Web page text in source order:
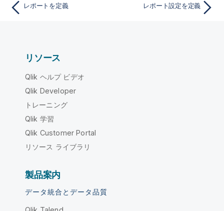
レポートを定義 レポート設定を定義
リソース
Qlik ヘルプ ビデオ
Qlik Developer
トレーニング
Qlik 学習
Qlik Customer Portal
リソース ライブラリ
製品案内
データ統合とデータ品質